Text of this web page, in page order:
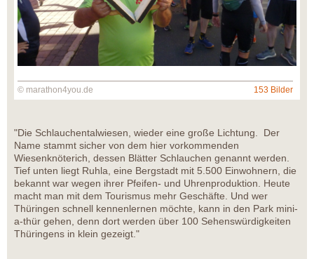
© marathon4you.de 153 Bilder
"Die Schlauchentalwiesen, wieder eine große Lichtung. Der
Name stammt sicher von dem hier vorkommenden
Wiesenknöterich, dessen Blätter Schlauchen genannt werden.
Tief unten liegt Ruhla, eine Bergstadt mit 5.500 Einwohnern, die
bekannt war wegen ihrer Pfeifen- und Uhrenproduktion. Heute
macht man mit dem Tourismus mehr Geschäfte. Und wer
Thüringen schnell kennenlernen möchte, kann in den Park mini-
a-thür gehen, denn dort werden über 100 Sehenswürdigkeiten
Thüringens in klein gezeigt."